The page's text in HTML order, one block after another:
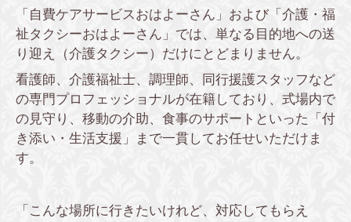
「自費ケアサービスおはよーさん」および「介護・福
祉タクシーおはよーさん」では、単なる目的地への送
り迎え（介護タクシー）だけにとどまりません。
看護師、介護福祉士、調理師、同行援護スタッフなど
の専門プロフェッショナルが在籍しており、式場内で
の見守り、移動の介助、食事のサポートといった「付
き添い・生活支援」まで一貫してお任せいただけま
す。
「こんな場所に行きたいけれど、対応してもらえ